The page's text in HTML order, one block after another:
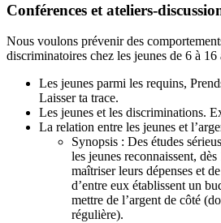
Conférences et ateliers-
Nous voulons prévenir des
discriminatoires chez les jeunes de 6 à 16
Les jeunes parmi les requins,
Laisser ta trace.
Les jeunes et les discriminations.
La relation entre les jeunes et
Synopsis : Des études
les jeunes reconnaissent,
maîtriser leurs dépenses et
d’entre eux établissent un
mettre de l’argent de côté
régulière).